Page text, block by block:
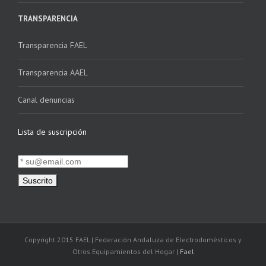
TRANSPARENCIA
Transparencia FAEL
Transparencia AAEL
Canal denuncias
Lista de suscripción
Copyright 2015 FAEL | Federación Andaluza de Electrodomésticos y
Otros Equipamientos del Hogar | Fael